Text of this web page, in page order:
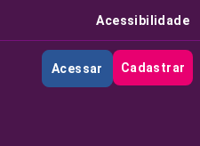
Acessibilidade
Acessar Cadastrar